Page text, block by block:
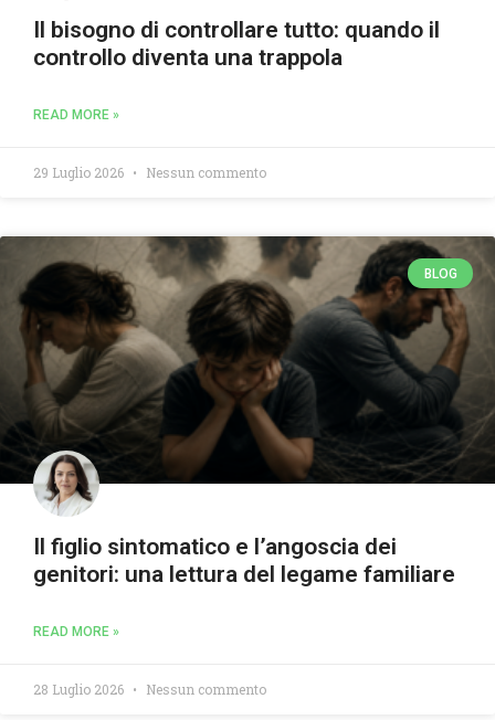
Il bisogno di controllare tutto: quando il
controllo diventa una trappola
READ MORE »
29 Luglio 2026 Nessun commento
BLOG
Il figlio sintomatico e l’angoscia dei
genitori: una lettura del legame familiare
READ MORE »
28 Luglio 2026 Nessun commento